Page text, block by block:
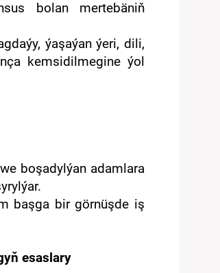
bolan mertebäniň
ýaşaýan ýeri, dili,
kemsidilmegine ýol
boşadylýan adamlara
başga bir görnüşde iş
esaslary